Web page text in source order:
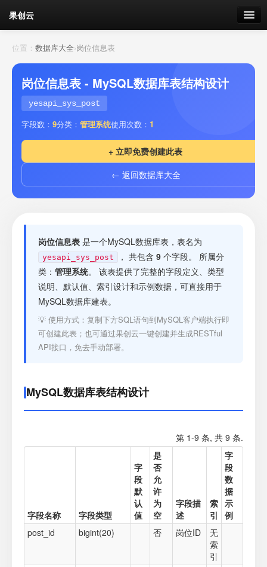
果创云
数据表单
API接口
云存储
我的
套餐 加流量
接口测试
位置： 数据库大全›岗位信息表
岗位信息表 - MySQL数据库表结构设计
yesapi_sys_post
字段数： 9分类： 管理系统使用次数： 1
+ 立即免费创建此表
← 返回数据库大全
岗位信息表 是一个MySQL数据库表，表名为
yesapi_sys_post ， 共包含 9 个字段。 所属分
类： 管理系统。 该表提供了完整的字段定义、类型
说明、默认值、索引设计和示例数据，可直接用于
MySQL数据库建表。
💡 使用方式：复制下方SQL语句到MySQL客户端执行即
可创建此表；也可通过果创云一键创建并生成RESTful
API接口，免去手动部署。
MySQL数据库表结构设计
第 1-9 条, 共 9 条.
字段名称 字段类型
字
段
默
认
值
是
否
允
许
为
空
字段描
述
索
引
字
段
数
据
示
例
post_id
bigint(20) 否 岗位ID
无
索
引